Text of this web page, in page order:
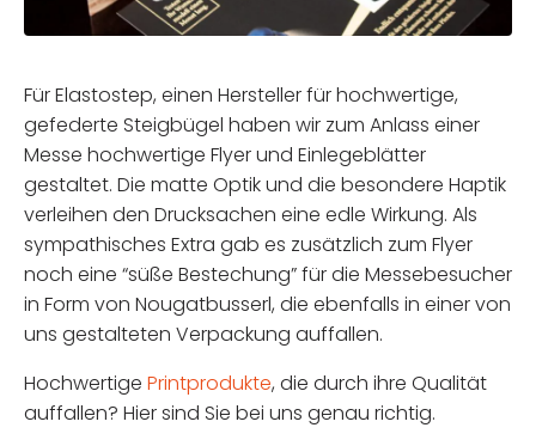
Für Elastostep, einen Hersteller für hochwertige,
gefederte Steigbügel haben wir zum Anlass einer
Messe hochwertige Flyer und Einlegeblätter
gestaltet. Die matte Optik und die besondere Haptik
verleihen den Drucksachen eine edle Wirkung. Als
sympathisches Extra gab es zusätzlich zum Flyer
noch eine “süße Bestechung” für die Messebesucher
in Form von Nougatbusserl, die ebenfalls in einer von
uns gestalteten Verpackung auffallen.
Hochwertige Printprodukte, die durch ihre Qualität
auffallen? Hier sind Sie bei uns genau richtig.